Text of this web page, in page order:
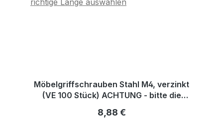
Möbelgriffschrauben Stahl M4, verzinkt
(VE 100 Stück) ACHTUNG - bitte die
Regulärer Preis:
8,88 €